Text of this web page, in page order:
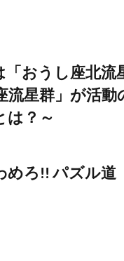
「おうし座北流
流星群」が活
は？～
めろ!! パズル